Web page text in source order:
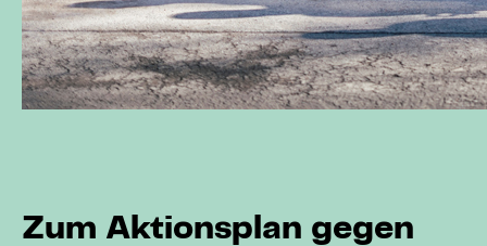
Zum Aktionsplan gegen